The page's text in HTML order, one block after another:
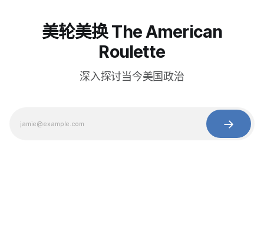
美轮美换 The American
Roulette
深入探讨当今美国政治